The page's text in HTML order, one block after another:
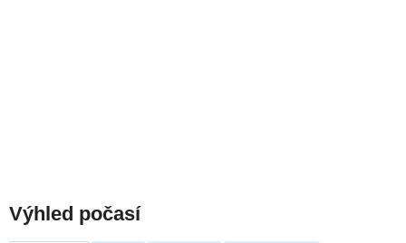
Výhled počasí